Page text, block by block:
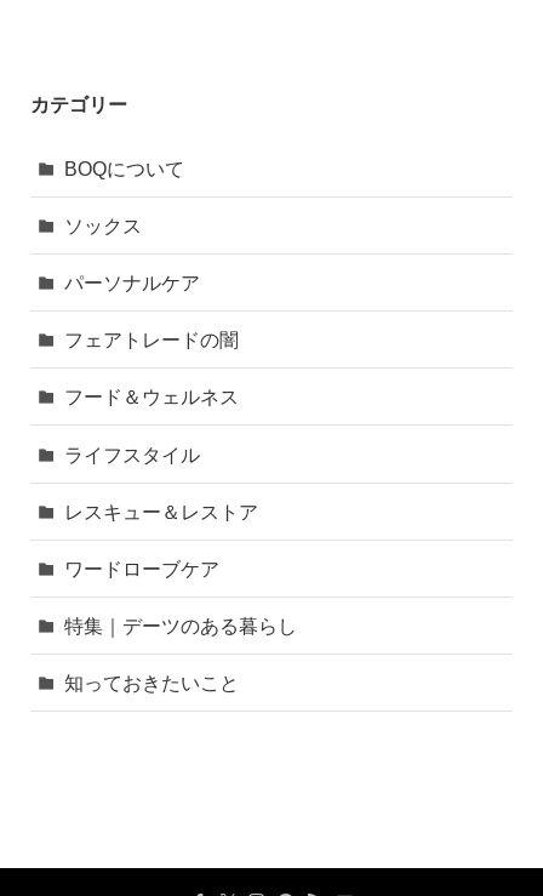
カテゴリー
BOQについて
ソックス
パーソナルケア
フェアトレードの闇
フード＆ウェルネス
ライフスタイル
レスキュー＆レストア
ワードローブケア
特集｜デーツのある暮らし
知っておきたいこと